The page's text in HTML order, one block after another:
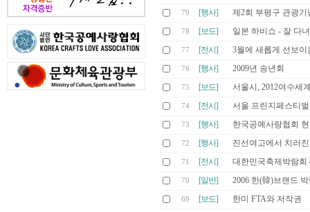
79 [행사] 제2회 부평구 관광
78 [보도] 일본 하비쇼 - 잘 다
77 [전시] 3월에 새롭게 선보이
76 [행사] 2009년 송년회
75 [보도] 서울시, 2012여수세
74 [전시] 서울 프린지페스티벌
73 [행사] 한국공예사랑협회
72 [행사] 진선여고에서 치러
71 [전시] 대한민국축제박람회
70 [일반] 2006 한(韓)브랜드
69 [보도] 한미 FTA와 저작권